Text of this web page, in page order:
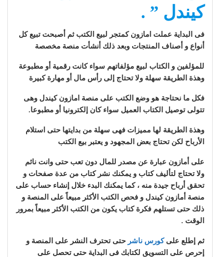
كيندل ” .
فى البداية عملت امازون كمتجر لبيع الكتب ثم أصبحت تبيع كل
أنواع و أصناف المنتجات وبعد ذلك أنشأت منصة مخصصة
للمؤلفين و الكتاب لبيع مؤلفاتهم سواء كانت رقمية أو مطبوعة
وهذة الطريقة سهلة ولا تحتاج إلى رأس مال أو مهارة كبيرة
فكل ما نحتاجة هو وضع الكتب على منصة امازون كيندل وهى
تتولى توصيل الكتاب العميل سواء كان إلكترونيا أو مطبوعا.
وهذة الطريقة لها مميزات فهى سهلة من بدايتها حتى استلام
الأرباح لكن تحتاج بعض المجهود و يعتبر بيع الكتب
على أمازون عبارة عن مصدر للمال دون تعب حتى وانت نائم
ولا تحتاج لتأليف كتاب و يمكنك نشر كتاب من عدة صفحات و
تحقق أرباح جيدة منه ، كما يمكنك البدء خلال إنشاء حساب على
منصة أمازون كيندل و فحص الكتب الأكثر مبيعاً على المنصة و
ذلك حتى تستلهم فكرة كتاب يكون من الكتب الأكثر مبيعاً بمرور
الوقت .
ثم إطلع علىكورس ناشر حتى تحترف النشر على المنصة و
إحرص على التسويق لكتابك فى البداية حتى تحصل على